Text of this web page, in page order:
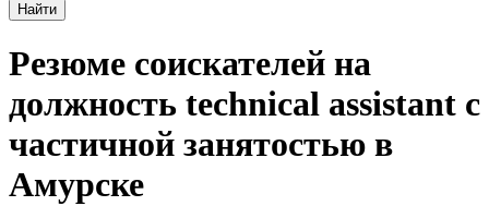
Найти
Резюме соискателей на
должность technical assistant с
частичной занятостью в
Амурске